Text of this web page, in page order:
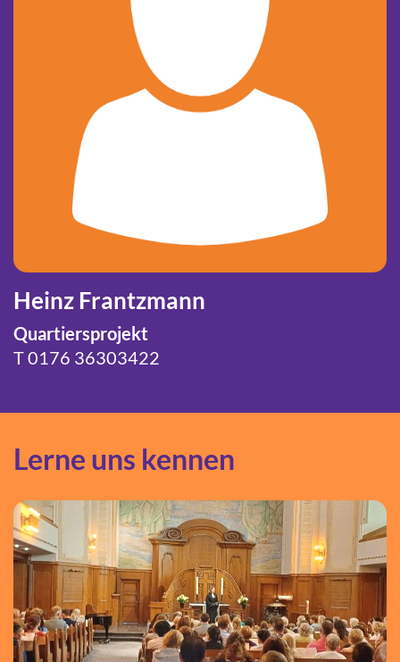
Heinz Frantzmann
Quartiersprojekt
T0176 36303422
Lerne uns kennen